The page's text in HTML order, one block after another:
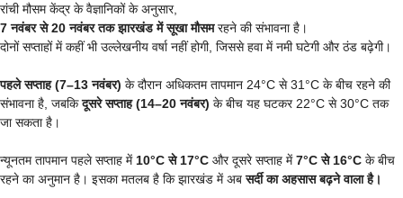
रांची मौसम केंद्र के वैज्ञानिकों के अनुसार,
7 नवंबर से 20 नवंबर तक झारखंड में सूखा मौसमरहने की संभावना है।
दोनों सप्ताहों में कहीं भी उल्लेखनीय वर्षा नहीं होगी, जिससे हवा में नमी घटेगी और ठंड बढ़ेगी।
पहले सप्ताह (7–13 नवंबर) के दौरान अधिकतम तापमान 24°C से 31°C के बीच रहने की
संभावना है, जबकिदूसरे सप्ताह (14–20 नवंबर) के बीच यह घटकर 22°C से 30°C तक
जा सकता है।
न्यूनतम तापमान पहले सप्ताह में 10°C से 17°C और दूसरे सप्ताह में7°C से 16°C के बीच
रहने का अनुमान है। इसका मतलब है कि झारखंड में अबसर्दी का अहसास बढ़ने वाला है।